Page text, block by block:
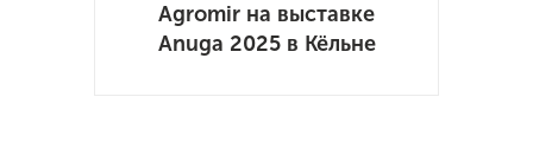
Agromir на выставке
Anuga 2025 в Кёльне